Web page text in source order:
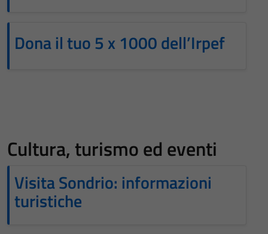
Dona il tuo 5 x 1000 dell’Irpef
Cultura, turismo ed eventi
Visita Sondrio: informazioni
turistiche